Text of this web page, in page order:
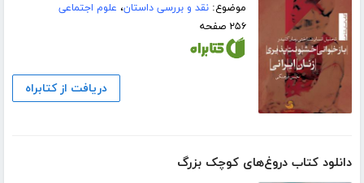
موضوع:نقد و بررسی داستان، علوم اجتماعی
۲۵۶ صفحه
دریافت از کتابراه
دانلود کتاب دروغ‌های کوچک بزرگ